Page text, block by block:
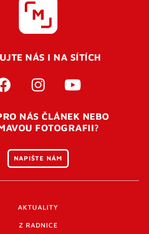
registrace je potřeba
Po úspěšném odeslání
se váš účet ověří a můžete se
zkontrolovat složku SPAM ve
NÁS I NA SÍTÍCH
NÁS ČLÁNEK NEBO
FOTOGRAFII?
NAPIŠTE NÁM
AKTUALITY
Z RADNICE